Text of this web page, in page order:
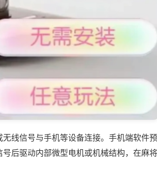
线信号与手机等设备连接。手机端软件预
后驱动内部微型电机或机械结构，在麻将